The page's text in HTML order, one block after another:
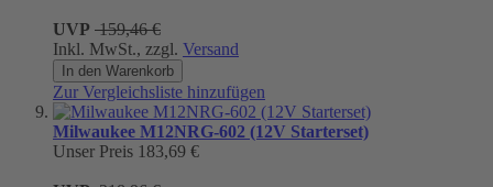
UVP 159,46 €
Inkl. MwSt., zzgl. Versand
In den Warenkorb
Zur Vergleichsliste hinzufügen
Milwaukee M12NRG-602 (12V Starterset)
Unser Preis 183,69 €